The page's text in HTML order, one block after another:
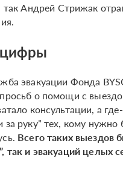
Андрей Стрижак
эвакуации Фонда
о помощи с
консультации, а
за руку” тех, кому
Всего таких выездов
так и эвакуаций целых